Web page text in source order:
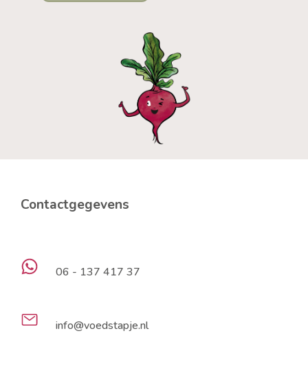
Contactgegevens
06 - 137 417 37
info@voedstapje.nl